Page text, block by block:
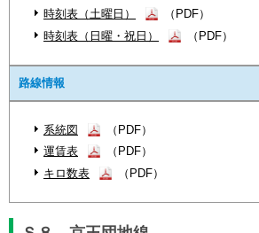
時刻表（土曜日）
（PDF）
時刻表（日曜・祝日）
（PDF）
路線情報
系統図
（PDF）
運賃表
（PDF）
キロ数表
（PDF）